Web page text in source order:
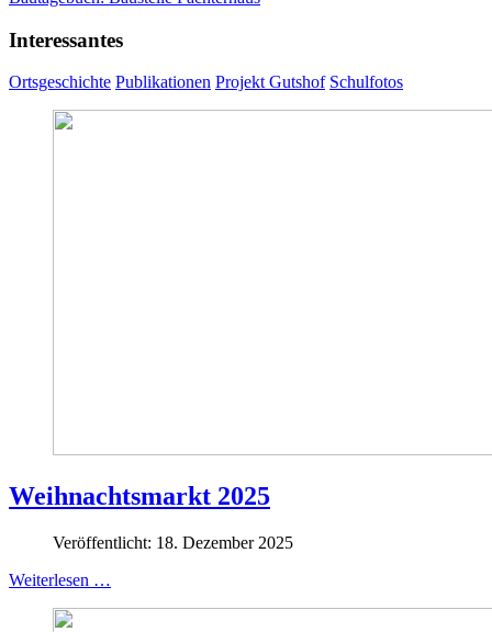
Interessantes
Ortsgeschichte Publikationen Projekt Gutshof Schulfotos
Weihnachtsmarkt 2025
Veröffentlicht: 18. Dezember 2025
Weiterlesen …